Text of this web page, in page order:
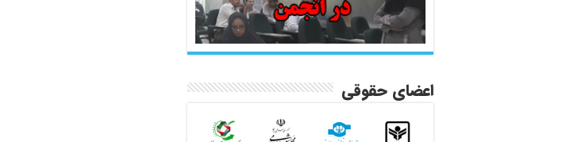
اعضای حقوقی